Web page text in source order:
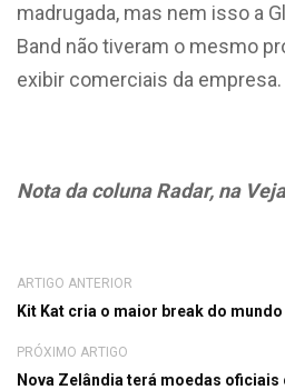
madrugada, mas nem isso a
Band não tiveram o mesmo
exibir comerciais da empresa.
Nota da coluna Radar, na
ARTIGO ANTERIOR
Kit Kat cria o maior break do mundo
PRÓXIMO ARTIGO
Nova Zelândia terá moedas oficiais